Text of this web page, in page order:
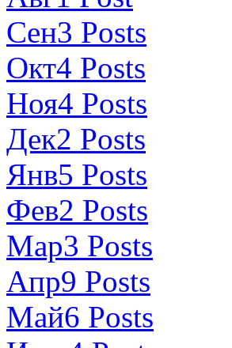
Сен3 Posts
Окт4 Posts
Ноя4 Posts
Дек2 Posts
Янв5 Posts
Фев2 Posts
Мар3 Posts
Апр9 Posts
Май6 Posts